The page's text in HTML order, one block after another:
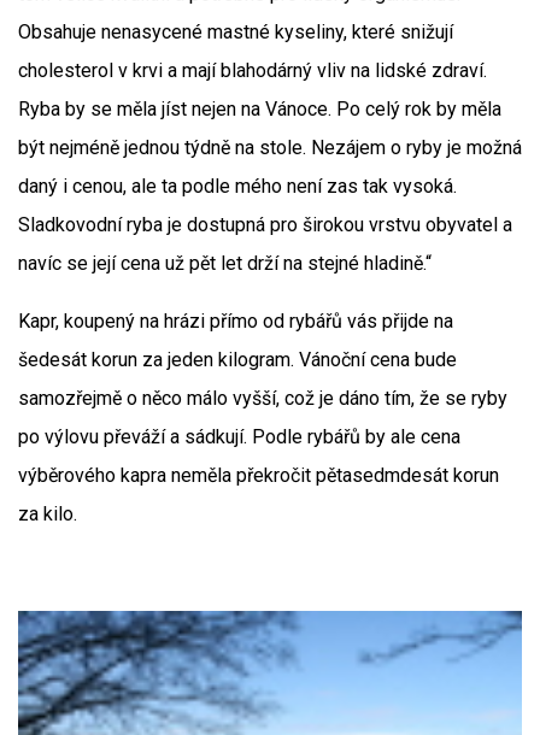
Obsahuje nenasycené mastné kyseliny, které snižují
cholesterol v krvi a mají blahodárný vliv na lidské zdraví.
Ryba by se měla jíst nejen na Vánoce. Po celý rok by měla
být nejméně jednou týdně na stole. Nezájem o ryby je možná
daný i cenou, ale ta podle mého není zas tak vysoká.
Sladkovodní ryba je dostupná pro širokou vrstvu obyvatel a
navíc se její cena už pět let drží na stejné hladině.“
Kapr, koupený na hrázi přímo od rybářů vás přijde na
šedesát korun za jeden kilogram. Vánoční cena bude
samozřejmě o něco málo vyšší, což je dáno tím, že se ryby
po výlovu převáží a sádkují. Podle rybářů by ale cena
výběrového kapra neměla překročit pětasedmdesát korun
za kilo.